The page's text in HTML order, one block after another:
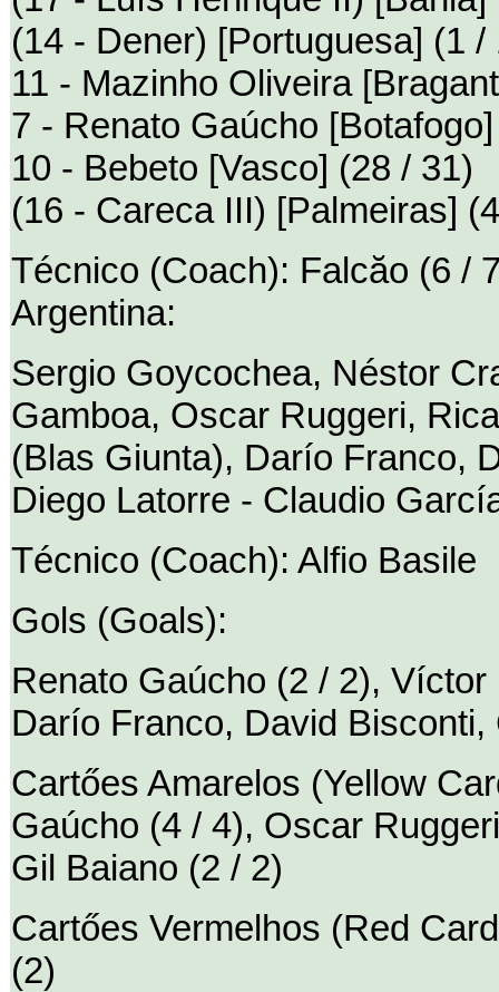
(14 - Dener) [Portuguesa] (1 /
11 - Mazinho Oliveira
7 - Renato Gaúcho
10 - Bebeto [Vasco] (28 / 31)
(16 - Careca III) [Palmeiras]
Técnico (Coach): Falcăo (6 /
Argentina:
Sergio Goycochea, Néstor
Gamboa, Oscar Ruggeri,
(Blas Giunta), Darío Franco,
Diego Latorre - Claudio
Técnico (Coach): Alfio Basile
Gols (Goals):
Renato Gaúcho (2 / 2),
Darío Franco, David
Cartőes Amarelos (Yellow
Gaúcho (4 / 4), Oscar
Gil Baiano (2 / 2)
Cartőes Vermelhos (Red
(2)